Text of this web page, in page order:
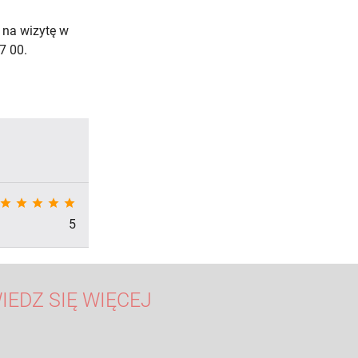
wizytę w
00.
star star star star star
5
SIĘ WIĘCEJ